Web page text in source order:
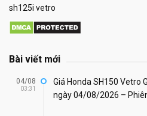
sh125i vetro
Bài viết mới
04/08
03:31
Giá Honda SH150 Vetro
ngày 04/08/2026 –